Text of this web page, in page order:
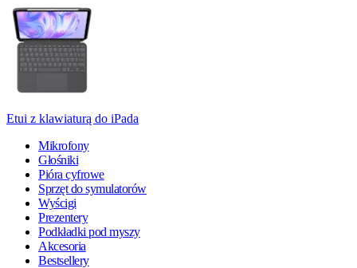
Etui z klawiaturą do iPada
Mikrofony
Głośniki
Pióra cyfrowe
Sprzęt do symulatorów
Wyścigi
Prezentery
Podkładki pod myszy
Akcesoria
Bestsellery